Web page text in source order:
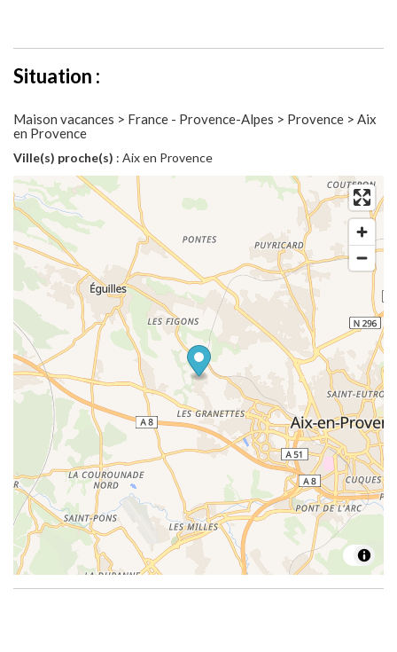
Situation :
Maison vacances > France - Provence-Alpes > Provence > Aix
en Provence
Ville(s) proche(s) : Aix en Provence